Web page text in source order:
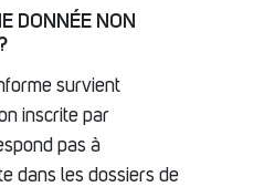
DONNÉE NON
survient
inscrite par
pas à
dans les dossiers de